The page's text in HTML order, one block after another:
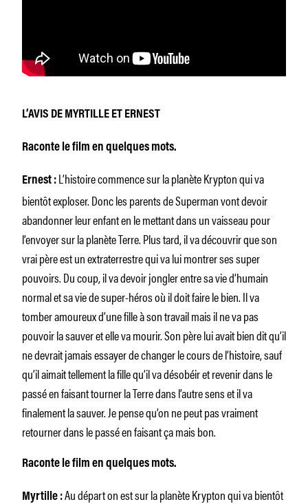
L’AVIS DE MYRTILLE ET ERNEST
Raconte le film en quelques mots.
Ernest : L’histoire commence sur la planète Krypton qui va
bientôt exploser. Donc les parents de Superman vont devoir
abandonner leur enfant en le mettant dans un vaisseau pour
l’envoyer sur la planète Terre. Plus tard, il va découvrir que son
vrai père est un extraterrestre qui va lui montrer ses super
pouvoirs. Du coup, il va devoir jongler entre sa vie d’humain
normal et sa vie de super-héros où il doit faire le bien. Il va
tomber amoureux d’une fille à son travail mais il ne va pas
pouvoir la sauver et elle va mourir. Son père lui avait bien dit qu’il
ne devrait jamais essayer de changer le cours de l’histoire, sauf
qu’il aimait tellement la fille qu’il va désobéir et revenir dans le
passé en faisant tourner la Terre dans l’autre sens et il va
finalement la sauver. Je pense qu’on ne peut pas vraiment
retourner dans le passé en faisant ça mais bon.
Raconte le film en quelques mots.
Myrtille :Au départ on est sur la planète Krypton qui va bientôt